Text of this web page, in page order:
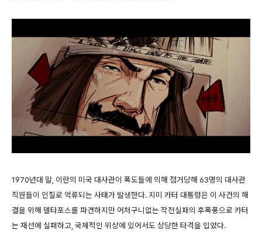
1970년대 말, 이란의 미국 대사관이 폭도들에 의해 점거당해 63명의 대사관
직원들이 인질로 억류되는 사태가 발생한다. 지미 카터 대통령은 이 사건의 해
결을 위해 델타포스를 파견하지만 어처구니없는 작전실패의 후폭풍으로 카터
는 재선에 실패하고, 국제적인 위상에 있어서도 상당한 타격을 입었다.